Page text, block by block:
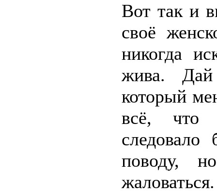
Вот так и
своё
никогда
жива. Дай
который
всё, что
поводу,
жаловаться.